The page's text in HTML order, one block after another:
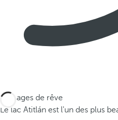
Paysages de rêve
Le lac Atitlán est l'un des plus